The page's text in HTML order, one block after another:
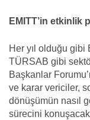
EMITT’in etkinlik
Her yıl olduğu gibi
TÜRSAB gibi
Başkanlar
ve karar vericiler,
dönüşümün nasıl
sürecini